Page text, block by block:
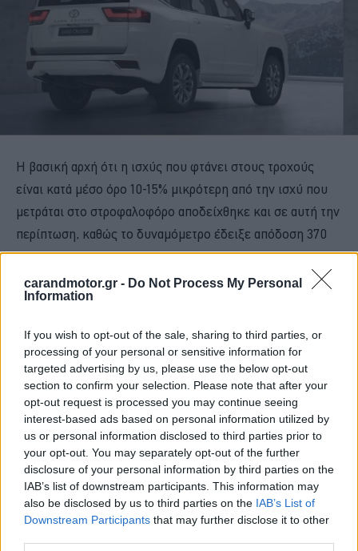
carandmotor.gr - Do Not Process My Personal
Information
If you wish to opt-out of the sale, sharing to third parties, or
processing of your personal or sensitive information for
targeted advertising by us, please use the below opt-out
section to confirm your selection. Please note that after your
opt-out request is processed you may continue seeing
interest-based ads based on personal information utilized by
us or personal information disclosed to third parties prior to
your opt-out. You may separately opt-out of the further
disclosure of your personal information by third parties on the
IAB’s list of downstream participants. This information may
also be disclosed by us to third parties on the IAB’s List of
Downstream Participants that may further disclose it to other
Η βασική αρχή ότι η ισχύς που φτάνει στους τροχούς
είναι κατά μέσο όρο 10-15% μικρότερη από την ισχύ που
μετράται στο στροφαλοφόρο αποδείχθηκε και σε αυτή την
περίπτωση, καθώς το δυναμόμετρο έδειξε απόδοση 370
ίππων (375 PS) στους τροχούς του νέου Land Cruiser.
Η απώλεια 39 ίππων αντιστοιχεί σε ποσοστό 9,5%, το
Εμπρός σε ένα δύσκολο εμπόδιο, πάντως, για όσους από
τους λάτρεις της εκτός δρόμου οδήγησης -ή για όσους
έχουν ένα τεράστιο ρυμουλκούμενο- οι 370 δεν είναι
αρκετοί, με τη χρήση καυσίμου υψηλότερων οκτανίων η
ισχύς στους τροχούς φτάνει τους 377 hp, πάντα σύμφωνα
με το δυναμόμετρο της EKanooRacing.
Και για όσους οι 377 πάλι δεν είναι αρκετοί, ο οίκος
μετατροπών σκοπεύει να προχωρήσει σε μια τροποποίηση
του 3.5 V6 ώστε η ισχύς που θα φτάνει στους τροχούς να